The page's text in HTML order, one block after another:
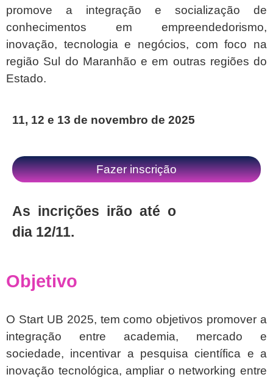
promove a integração e socialização de
conhecimentos em empreendedorismo,
inovação, tecnologia e negócios, com foco na
região Sul do Maranhão e em outras regiões do
Estado.
11, 12 e 13 de novembro de 2025
Fazer inscrição
As incrições irão até o
dia 12/11.
Objetivo
O Start UB 2025, tem como objetivos promover a
integração entre academia, mercado e
sociedade, incentivar a pesquisa científica e a
inovação tecnológica, ampliar o networking entre